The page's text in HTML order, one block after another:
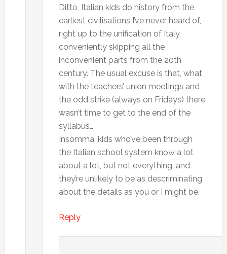
Ditto, Italian kids do history from the
earliest civilisations I’ve never heard of,
right up to the unification of Italy,
conveniently skipping all the
inconvenient parts from the 20th
century. The usual excuse is that, what
with the teachers’ union meetings and
the odd strike (always on Fridays) there
wasn’t time to get to the end of the
syllabus…
Insomma, kids who’ve been through
the Italian school system know a lot
about a lot, but not everything, and
they’re unlikely to be as descriminating
about the details as you or I might be.
Reply